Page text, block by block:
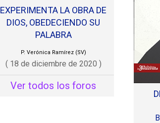
EXPERIMENTA LA OBRA DE
DIOS, OBEDECIENDO SU
PALABRA
P. Verónica Ramírez (SV)
( 18 de diciembre de 2020 )
Ver todos los foros